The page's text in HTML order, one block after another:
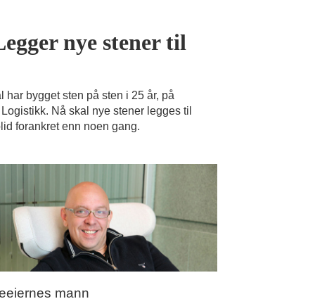
nye stener til
bygget sten på sten i 25 år, på
Nå skal nye stener legges til
forankret enn noen gang.
mann